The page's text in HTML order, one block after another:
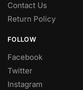
Contact Us
Return Policy
FOLLOW
Facebook
Twitter
Instagram